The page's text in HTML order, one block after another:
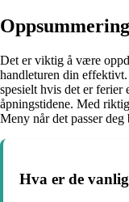
Oppsummering
Det er viktig å være
handleturen din
spesielt hvis det er ferier
åpningstidene. Med
Meny når det passer deg
Hva er de